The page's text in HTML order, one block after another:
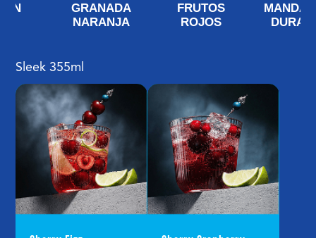
GRANADA
NARANJA
FRUTOS
ROJOS
Sleek 355ml